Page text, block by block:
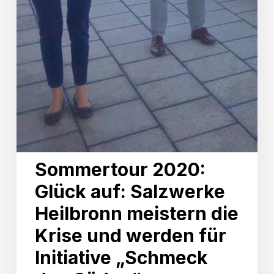
Sommertour 2020:
Glück auf: Salzwerke
Heilbronn meistern die
Krise und werden für
Initiative „Schmeck